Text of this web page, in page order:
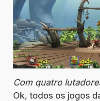
Com quatro
Ok, todos os jogos